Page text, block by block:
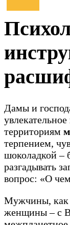
Дамы и
территориям
терпением,
шоколадкой –
разгадывать
вопрос: «О
Мужчины, как
женщины – с